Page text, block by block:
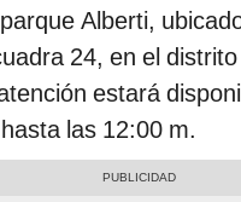
Alberti,
24, en el
estará
las 12:00 m.